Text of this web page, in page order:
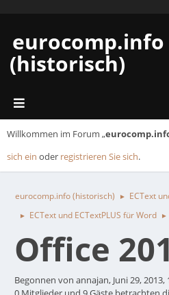
eurocomp.info
(historisch)
Willkommen im Forum „
sich ein oder registrieren Sie sich.
eurocomp.info (historisch) ► ECText
► ECText und ECTextPLUS für Word ►
Office
Begonnen von annajan, Juni 29, 2013,